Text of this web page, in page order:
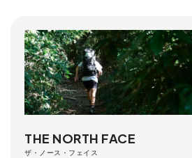
THE NORTH FACE
ザ・ノース・フェイス